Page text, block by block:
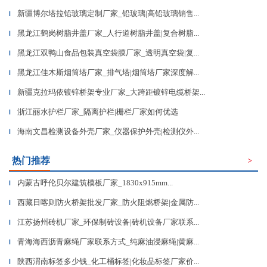
▎ 新疆博尔塔拉铅玻璃定制厂家_铅玻璃|高铅玻璃销售...
▎ 黑龙江鹤岗树脂井盖厂家_人行道树脂井盖|复合树脂...
▎ 黑龙江双鸭山食品包装真空袋膜厂家_透明真空袋|复...
▎ 黑龙江佳木斯烟筒塔厂家_排气塔|烟筒塔厂家深度解...
▎ 新疆克拉玛依镀锌桥架专业厂家_大跨距镀锌电缆桥架...
▎ 浙江丽水护栏厂家_隔离护栏|栅栏厂家如何优选
▎ 海南文昌检测设备外壳厂家_仪器保护外壳|检测仪外...
热门推荐 >
▎ 内蒙古呼伦贝尔建筑模板厂家_1830x915mm...
▎ 西藏日喀则防火桥架批发厂家_防火阻燃桥架|金属防...
▎ 江苏扬州砖机厂家_环保制砖设备|砖机设备厂家联系...
▎ 青海海西沥青麻绳厂家联系方式_纯麻油浸麻绳|黄麻...
▎ 陕西渭南标签多少钱_化工桶标签|化妆品标签厂家价...